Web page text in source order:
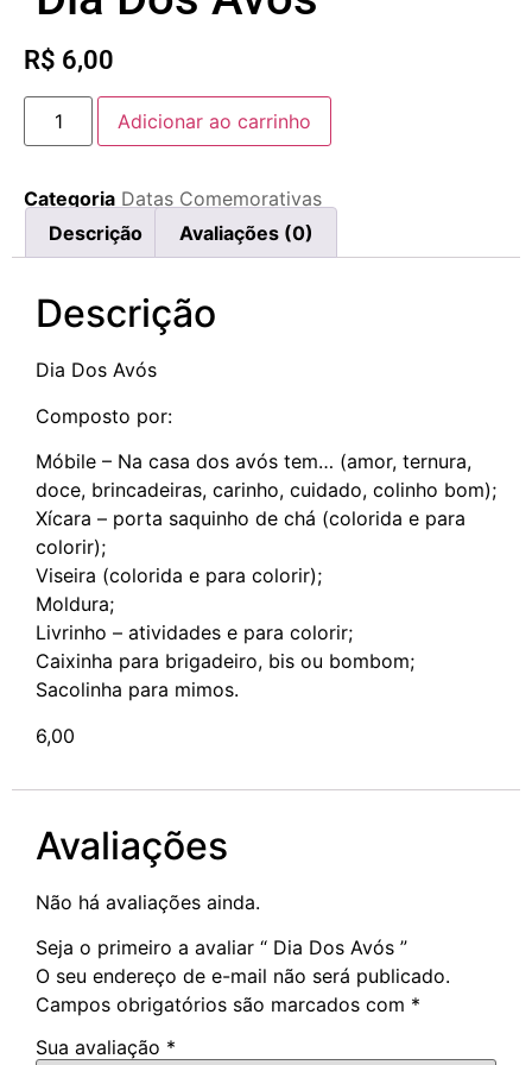
R$ 6,00
Adicionar ao carrinho
Categoria Datas Comemorativas
Descrição
Avaliações (0)
Descrição
Dia Dos Avós
Composto por:
Móbile – Na casa dos avós tem… (amor, ternura,
doce, brincadeiras, carinho, cuidado, colinho bom);
Xícara – porta saquinho de chá (colorida e para
colorir);
Viseira (colorida e para colorir);
Moldura;
Livrinho – atividades e para colorir;
Caixinha para brigadeiro, bis ou bombom;
Sacolinha para mimos.
6,00
Avaliações
Não há avaliações ainda.
Seja o primeiro a avaliar “ Dia Dos Avós ”
O seu endereço de e-mail não será publicado.
Campos obrigatórios são marcados com *
Sua avaliação *